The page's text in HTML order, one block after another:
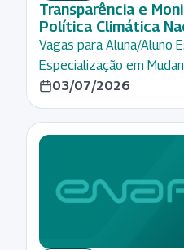
Sustentabilidade
Transferências
Voluntárias
Transparência,
Controle e
Participação
Transparência e
Política Climática
Vagas para Aluna/Aluno
Especialização em
03/07/2026